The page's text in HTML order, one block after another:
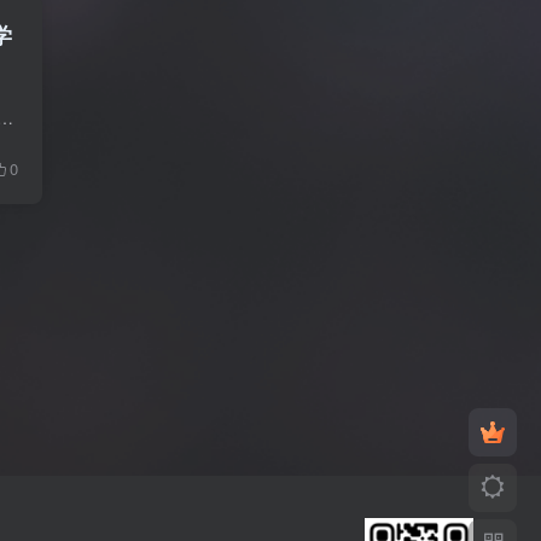
。拥有下载，压缩，编辑，刻录，传输视频，添加视频元数据以及更多功能。拥有易于使用的视频编辑器...
0